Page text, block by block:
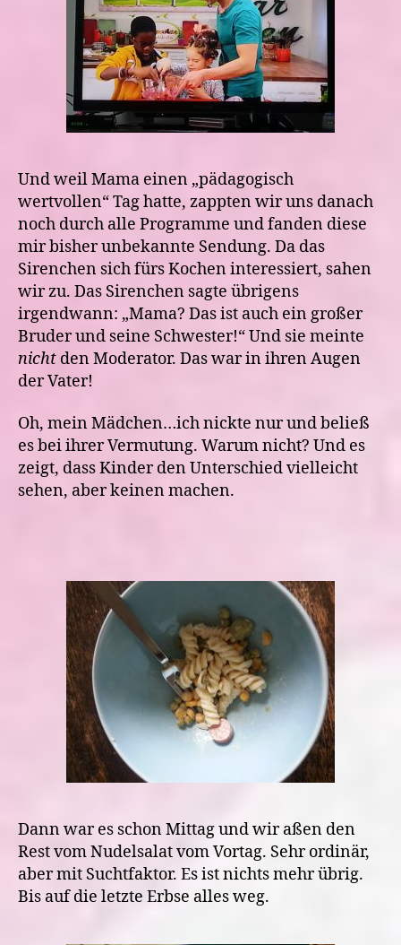
Und weil Mama einen „pädagogisch
wertvollen“ Tag hatte, zappten wir uns danach
noch durch alle Programme und fanden diese
mir bisher unbekannte Sendung. Da das
Sirenchen sich fürs Kochen interessiert, sahen
wir zu. Das Sirenchen sagte übrigens
irgendwann: „Mama? Das ist auch ein großer
Bruder und seine Schwester!“ Und sie meinte
nicht den Moderator. Das war in ihren Augen
der Vater!
Oh, mein Mädchen…ich nickte nur und beließ
es bei ihrer Vermutung. Warum nicht? Und es
zeigt, dass Kinder den Unterschied vielleicht
sehen, aber keinen machen.
Dann war es schon Mittag und wir aßen den
Rest vom Nudelsalat vom Vortag. Sehr ordinär,
aber mit Suchtfaktor. Es ist nichts mehr übrig.
Bis auf die letzte Erbse alles weg.